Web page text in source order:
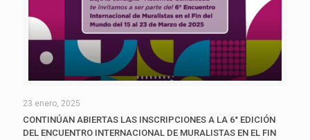
23 enero, 2025
CONTINÚAN ABIERTAS LAS INSCRIPCIONES A LA 6° EDICIÓN
DEL ENCUENTRO INTERNACIONAL DE MURALISTAS EN EL FIN